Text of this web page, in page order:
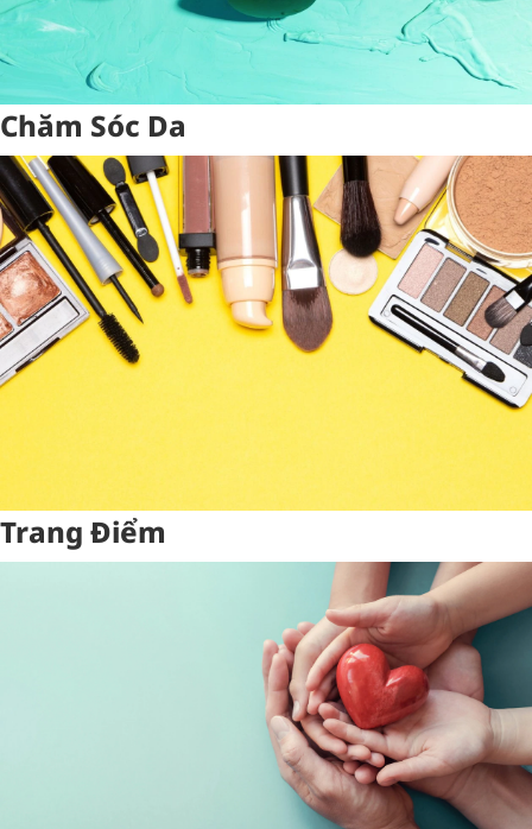
Chăm Sóc Da
Trang Điểm